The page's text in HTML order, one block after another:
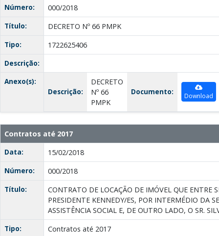
Número:
000/2018
Título:
DECRETO Nº 66 PMPK
Tipo:
1722625406
Descrição:
Anexo(s):
Descrição:
DECRETO
Nº 66
PMPK
Documento: Download
Contratos até 2017
Data:
15/02/2018
Número:
000/2018
Título:
CONTRATO DE LOCAÇÃO DE IMÓVEL QUE ENTRE
PRESIDENTE KENNEDY/ES, POR INTERMÉDIO DA
ASSISTÊNCIA SOCIAL E, DE OUTRO LADO, O SR.
Tipo:
Contratos até 2017